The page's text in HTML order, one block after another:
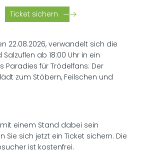
Ticket sichern
22.08.2026, verwandelt sich die
ab 18:00 Uhr in ein
Paradies für Trödelfans: Der
zum Stöbern, Feilschen und
einem Stand dabei sein
Sie sich jetzt ein Ticket sichern. Die
ist kostenfrei.